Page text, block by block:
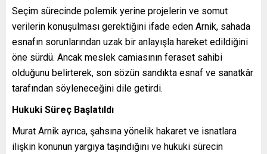
Seçim sürecinde polemik yerine projelerin ve somut
verilerin konuşulması gerektiğini ifade eden Arnik, sahada
esnafın sorunlarından uzak bir anlayışla hareket edildiğini
öne sürdü. Ancak meslek camiasının feraset sahibi
olduğunu belirterek, son sözün sandıkta esnaf ve sanatkâr
tarafından söyleneceğini dile getirdi.
Hukuki Süreç Başlatıldı
Murat Arnik ayrıca, şahsına yönelik hakaret ve isnatlara
ilişkin konunun yargıya taşındığını ve hukuki sürecin